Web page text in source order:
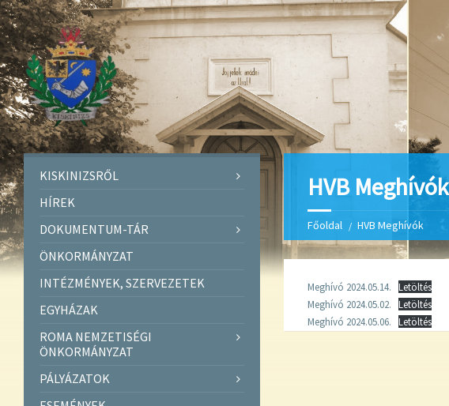
HVB Meghívók
Főoldal HVB Meghívók
Meghívó 2024.05.14.
Letöltés
Meghívó 2024.05.02.
Letöltés
Meghívó 2024.05.06.
Letöltés
KISKINIZSRŐL
HÍREK
DOKUMENTUM-TÁR
ÖNKORMÁNYZAT
INTÉZMÉNYEK, SZERVEZETEK
EGYHÁZAK
ROMA NEMZETISÉGI
ÖNKORMÁNYZAT
PÁLYÁZATOK